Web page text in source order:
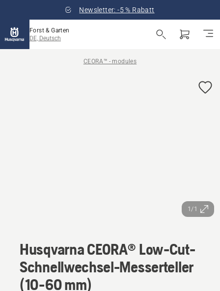
Newsletter: -5 % Rabatt
Forst & Garten
DE, Deutsch
CEORA™ - modules
1/1
Husqvarna CEORA® Low-Cut-
Schnellwechsel-Messerteller
(10-60 mm)